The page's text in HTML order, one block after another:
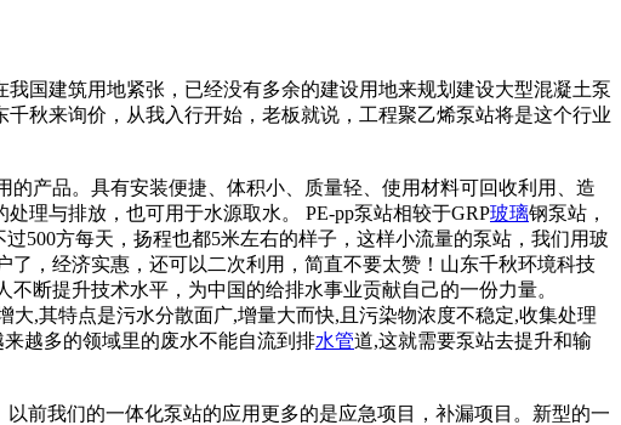
国建筑用地紧张，已经没有多余的建设用地来规划建设大型混凝土泵
秋来询价，从我入行开始，老板就说，工程聚乙烯泵站将是这个行业
产品。具有安装便捷、体积小、质量轻、使用材料可回收利用、造
理与排放，也可用于水源取水。 PE-pp泵站相较于GRP玻璃钢泵站，
500方每天，扬程也都5米左右的样子，这样小流量的泵站，我们用玻
，经济实惠，还可以二次利用，简直不要太赞！山东千秋环境科技
断提升技术水平，为中国的给排水事业贡献自己的一份力量。
,其特点是污水分散面广,增量大而快,且污染物浓度不稳定,收集处理
越多的领域里的废水不能自流到排水管道,这就需要泵站去提升和输
前我们的一体化泵站的应用更多的是应急项目，补漏项目。新型的一